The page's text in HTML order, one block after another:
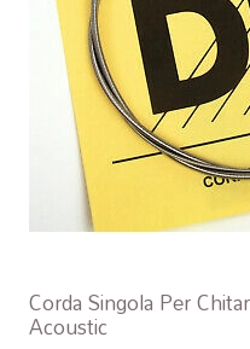
Corda Singola Per
Acoustic